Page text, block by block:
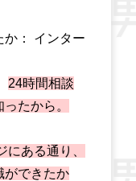
： インター
24時間相談
たから。
にある通り、
ができたか